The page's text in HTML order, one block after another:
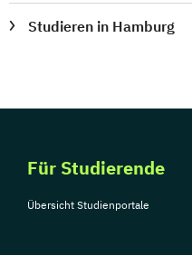
Studieren in Hamburg
Für Studierende
Übersicht Studienportale